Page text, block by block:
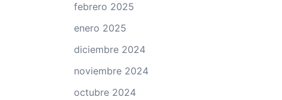
febrero 2025
enero 2025
diciembre 2024
noviembre 2024
octubre 2024